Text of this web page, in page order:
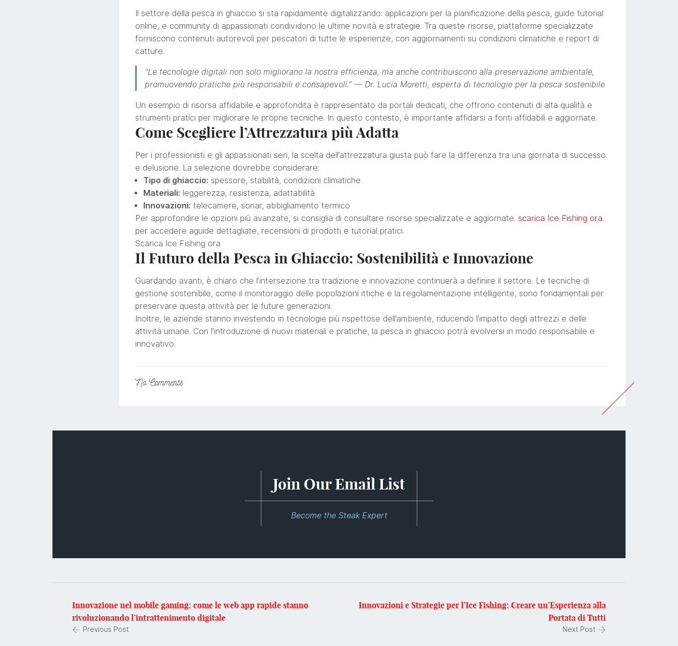
Il settore della pesca in ghiaccio si sta rapidamente digitalizzando: applicazioni per la pianificazione della pesca, guide tutorial
online, e community di appassionati condividono le ultime novità e strategie. Tra queste risorse, piattaforme specializzate
forniscono contenuti autorevoli per pescatori di tutte le esperienze, con aggiornamenti su condizioni climatiche e report di
catture.
“Le tecnologie digitali non solo migliorano la nostra efficienza, ma anche contribuiscono alla preservazione ambientale,
promuovendo pratiche più responsabili e consapevoli.” — Dr. Lucia Moretti, esperta di tecnologie per la pesca sostenibile
Un esempio di risorsa affidabile e approfondita è rappresentato da portali dedicati, che offrono contenuti di alta qualità e
strumenti pratici per migliorare le proprie tecniche. In questo contesto, è importante affidarsi a fonti affidabili e aggiornate.
Come Scegliere l’Attrezzatura più Adatta
Per i professionisti e gli appassionati seri, la scelta dell’attrezzatura giusta può fare la differenza tra una giornata di successo
e delusione. La selezione dovrebbe considerare:
Tipo di ghiaccio: spessore, stabilità, condizioni climatiche
Materiali: leggerezza, resistenza, adattabilità
Innovazioni: telecamere, sonar, abbigliamento termico
Per approfondire le opzioni più avanzate, si consiglia di consultare risorse specializzate e aggiornate. scarica Ice Fishing ora
per accedere aguide dettagliate, recensioni di prodotti e tutorial pratici.
Scarica Ice Fishing ora
Il Futuro della Pesca in Ghiaccio: Sostenibilità e Innovazione
Guardando avanti, è chiaro che l’intersezione tra tradizione e innovazione continuerà a definire il settore. Le tecniche di
gestione sostenibile, come il monitoraggio delle popolazioni ittiche e la regolamentazione intelligente, sono fondamentali per
preservare questa attività per le future generazioni.
Inoltre, le aziende stanno investendo in tecnologie più rispettose dell’ambiente, riducendo l’impatto degli attrezzi e delle
attività umane. Con l’introduzione di nuovi materiali e pratiche, la pesca in ghiaccio potrà evolversi in modo responsabile e
innovativo.
NoComments
Join Our Email List
Become the Steak Expert
Innovazione nel mobile gaming: come le web app rapide stanno
rivoluzionando l’intrattenimento digitale
Previous Post
Innovazioni e Strategie per l’Ice Fishing: Creare un’Esperienza alla
Portata di Tutti
Next Post